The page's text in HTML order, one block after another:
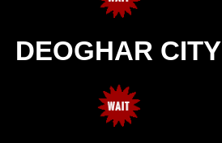
DEOGHAR CITY